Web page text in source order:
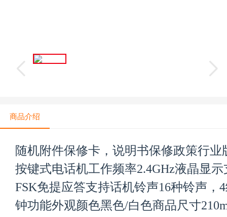
商品介绍
随机附件保修卡，说明书保修政策行
按键式电话机工作频率2.4GHz液晶显
FSK免提应答支持话机铃声16种铃声
钟功能外观颜色黑色/白色商品尺寸